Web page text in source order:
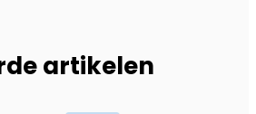
artikelen